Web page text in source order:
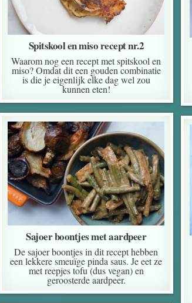
Spitskool en miso recept nr.2
Waarom nog een recept met spitskool en
miso? Omdat dit een gouden combinatie
is die je eigenlijk elke dag wel zou
kunnen eten!
Sajoer boontjes met aardpeer
De sajoer boontjes in dit recept hebben
een lekkere smeuïge pinda saus. Je eet ze
met reepjes tofu (dus vegan) en
geroosterde aardpeer.